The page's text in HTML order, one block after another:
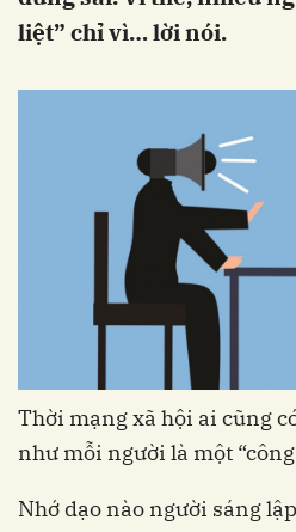
liệt” chỉ vì… lời nói.
Thời mạng xã hội ai cũng
như mỗi người là một
Nhớ dạo nào người sáng